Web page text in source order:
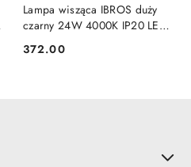
Lampa wisząca IBROS duży
czarny 24W 4000K IP20 LED
Cena:
372.00